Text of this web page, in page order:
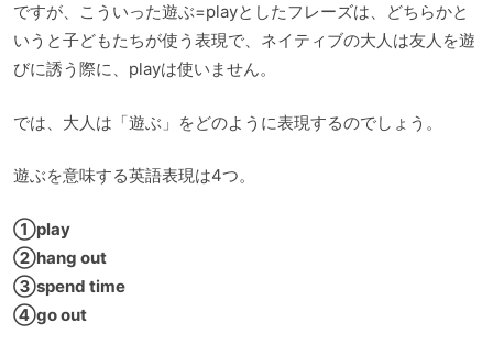
ですが、こういった遊ぶ=playとしたフレーズは、どちらかと
いうと子どもたちが使う表現で、ネイティブの大人は友人を遊
びに誘う際に、playは使いません。
では、大人は「遊ぶ」をどのように表現するのでしょう。
遊ぶを意味する英語表現は4つ。
①play
②hang out
③spend time
④go out